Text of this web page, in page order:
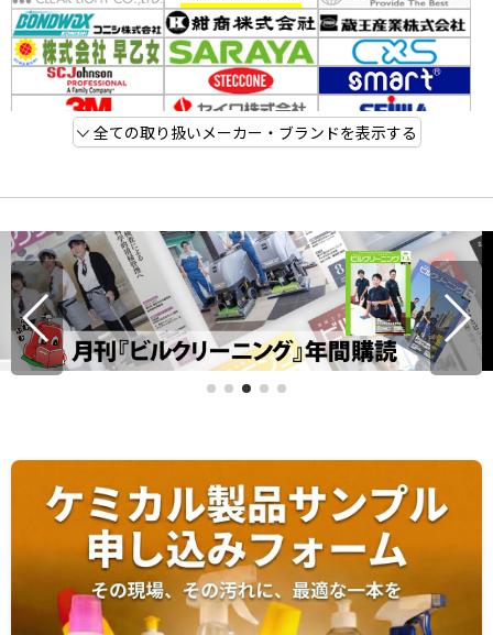
全ての取り扱いメーカー・ブランドを表示する